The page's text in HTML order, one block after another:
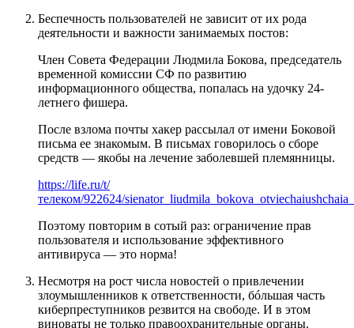
Беспечность пользователей не зависит от их рода
деятельности и важности занимаемых постов:
Член Совета Федерации Людмила Бокова, председатель
временной комиссии СФ по развитию
информационного общества, попалась на удочку 24-
летнего фишера.
После взлома почты хакер рассылал от имени Боковой
письма ее знакомым. В письмах говорилось о сборе
средств — якобы на лечение заболевшей племянницы.
https://life.ru/t/
телеком/922624/
Поэтому повторим в сотый раз: ограничение прав
пользователя и использование эффективного
антивируса — это норма!
Несмотря на рост числа новостей о привлечении
злоумышленников к ответственности, бóльшая часть
киберпреступников резвится на свободе. И в этом
виноваты не только правоохранительные органы.